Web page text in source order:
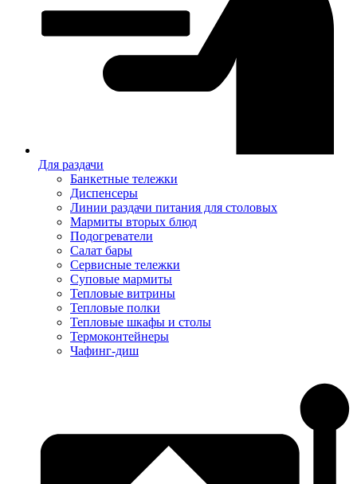
Для раздачи
Банкетные тележки
Диспенсеры
Линии раздачи питания для столовых
Мармиты вторых блюд
Подогреватели
Салат бары
Сервисные тележки
Суповые мармиты
Тепловые витрины
Тепловые полки
Тепловые шкафы и столы
Термоконтейнеры
Чафинг-диш